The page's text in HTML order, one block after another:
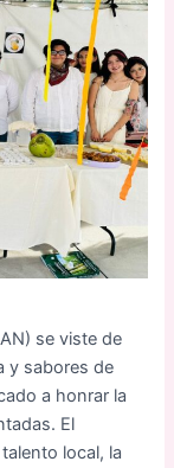
se viste de
y sabores de
a honrar la
El
local, la